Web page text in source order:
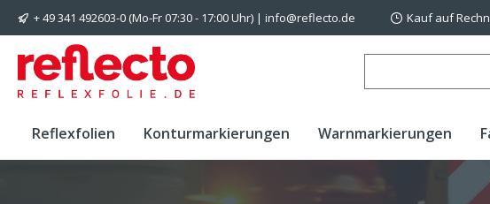
Hauptinhalt springen
Zur Suche springen
Zur Hauptnavigation springen
+ 49 341 492603-0 (Mo-Fr 07:30 - 17:00 Uhr) | info@reflecto.de Kauf auf
Reflexfolien Konturmarkierungen Warnmarkierungen